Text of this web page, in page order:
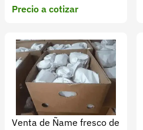
Precio a cotizar
Venta de Ñame fresco de
Síguenos